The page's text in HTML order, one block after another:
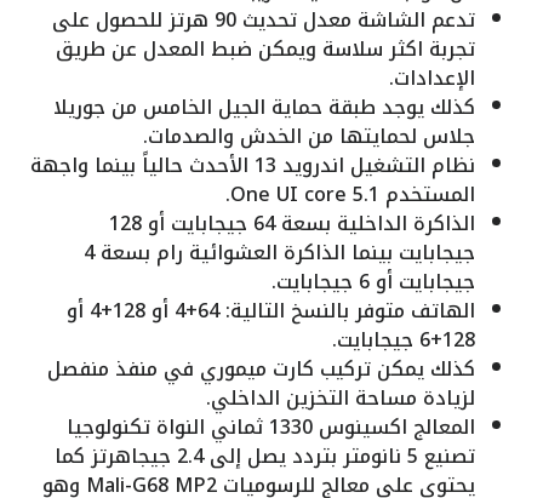
تدعم الشاشة معدل تحديث 90 هرتز للحصول على
تجربة اكثر سلاسة ويمكن ضبط المعدل عن طريق
الإعدادات.
كذلك يوجد طبقة حماية الجيل الخامس من جوريلا
جلاس لحمايتها من الخدش والصدمات.
نظام التشغيل اندرويد 13 الأحدث حالياً بينما واجهة
المستخدم One UI core 5.1.
الذاكرة الداخلية بسعة 64 جيجابايت أو 128
جيجابايت بينما الذاكرة العشوائية رام بسعة 4
جيجابايت أو 6 جيجابايت.
الهاتف متوفر بالنسخ التالية: 64+4 أو 128+4 أو
128+6 جيجابايت.
كذلك يمكن تركيب كارت ميموري في منفذ منفصل
لزيادة مساحة التخزين الداخلي.
المعالج اكسينوس 1330 ثماني النواة تكنولوجيا
تصنيع 5 نانومتر بتردد يصل إلى 2.4 جيجاهرتز كما
يحتوي على معالج للرسوميات Mali-G68 MP2 وهو